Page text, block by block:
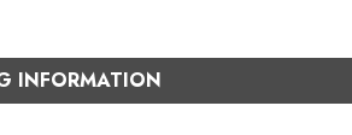
INFORMATION